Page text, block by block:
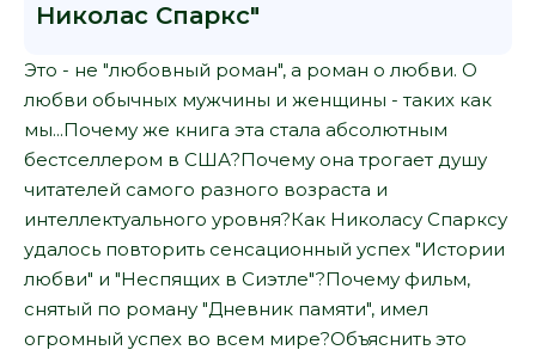
Николас Спаркс"
Это - не "любовный роман", а роман о любви. О
любви обычных мужчины и женщины - таких как
мы...Почему же книга эта стала абсолютным
бестселлером в США?Почему она трогает душу
читателей самого разного возраста и
интеллектуального уровня?Как Николасу Спарксу
удалось повторить сенсационный успех "Истории
любви" и "Неспящих в Сиэтле"?Почему фильм,
снятый по роману "Дневник памяти", имел
огромный успех во всем мире?Объяснить это